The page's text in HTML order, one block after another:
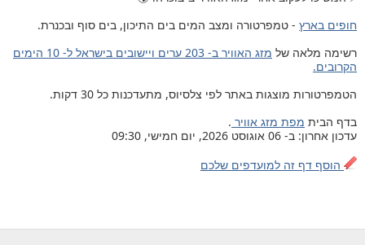
חופים בארץ - טמפרטורה ומצב המים בים התיכון, בים סוף ובכנרת.
רשימה מלאה של
מזג האוויר ב- 203 ערים ויישובים בישראל ל- 10 הימים
הקרובים.
הטמפרטורות מוצגות באתר לפי צלסיוס, מתעדכנות כל 30 דקות.
בדף הבית מפת מזג אוויר .
עדכון אחרון: ב- 06 אוגוסט 2026, יום חמישי, 09:30
הוסף דף זה למועדפים שלכם